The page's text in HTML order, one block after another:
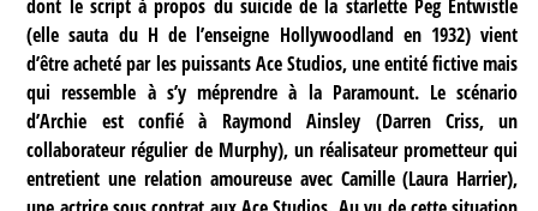
dont le script à propos du suicide de la starlette Peg Entwistle
(elle sauta du H de l’enseigne Hollywoodland en 1932) vient
d’être acheté par les puissants Ace Studios, une entité fictive mais
qui ressemble à s’y méprendre à la Paramount. Le scénario
d’Archie est confié à Raymond Ainsley (Darren Criss, un
collaborateur régulier de Murphy), un réalisateur prometteur qui
entretient une relation amoureuse avec Camille (Laura Harrier),